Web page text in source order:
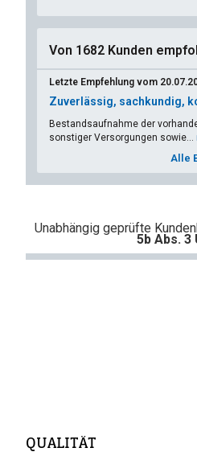
Von 1682 Kunden
Letzte Empfehlung vom
Zuverlässig, sachkundig,
Bestandsaufnahme der
sonstiger Versorgungen sowie...
Alle
Unabhängig geprüfte
5b Abs. 3
QUALITÄT